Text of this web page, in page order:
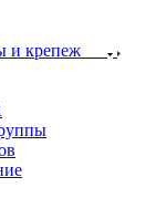
и крепеж